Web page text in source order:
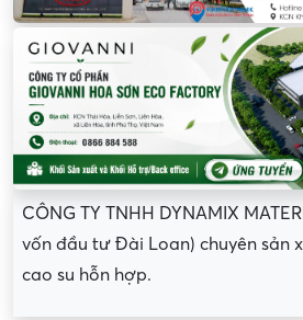
CÔNG TY TNHH DYNAMIX
vốn đầu tư Đài Loan) chuyên sản
cao su hỗn hợp.